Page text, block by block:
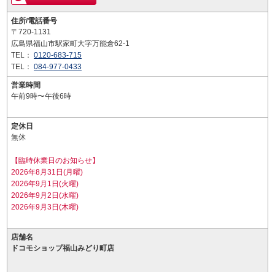
住所/電話番号
〒720-1131
広島県福山市駅家町大字万能倉62-1
TEL： 0120-683-715
TEL： 084-977-0433
営業時間
午前9時〜午後6時
定休日
無休
【臨時休業日のお知らせ】
2026年8月31日(月曜)
2026年9月1日(火曜)
2026年9月2日(水曜)
2026年9月3日(木曜)
店舗名
ドコモショップ福山みどり町店